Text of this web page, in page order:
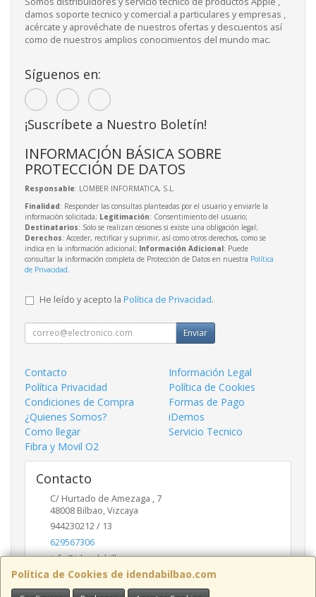
Política de Cookies de idendabilbao.com
damos soporte tecnico y comercial a particulares y empresas ,
acércate y aprovéchate de nuestros ofertas y descuentos así
como de nuestros amplios conocimientos del mundo mac.
Síguenos en:
¡Suscríbete a Nuestro Boletín!
INFORMACIÓN BÁSICA SOBRE
PROTECCIÓN DE DATOS
Responsable: LOMBER INFORMATICA, S.L.
Finalidad: Responder las consultas planteadas por el usuario y enviarle la
información solicitada; Legitimación: Consentimiento del usuario;
Destinatarios: Solo se realizan cesiones si existe una obligación legal;
Derechos: Acceder, rectificar y suprimir, así como otros derechos, como se
indica en la información adicional; Información Adicional: Puede
consultar la información completa de Protección de Datos en nuestra Política
de Privacidad.
He leído y acepto la Política de Privacidad.
Enviar
Contacto
Información Legal
Política Privacidad
Política de Cookies
Condiciones de Compra
Formas de Pago
¿Quienes Somos?
iDemos
Como llegar
Servicio Tecnico
Fibra y Movil O2
Contacto
C/ Hurtado de Amezaga , 7
48008 Bilbao,Vizcaya
944230212 / 13
629567306
info@idendabilbao.com